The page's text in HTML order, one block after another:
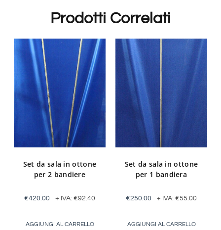
Prodotti Correlati
Set da sala in ottone
per 2 bandiere
€420.00 + IVA: €92.40
AGGIUNGI AL CARRELLO
Set da sala in ottone
per 1 bandiera
€250.00 + IVA: €55.00
AGGIUNGI AL CARRELLO